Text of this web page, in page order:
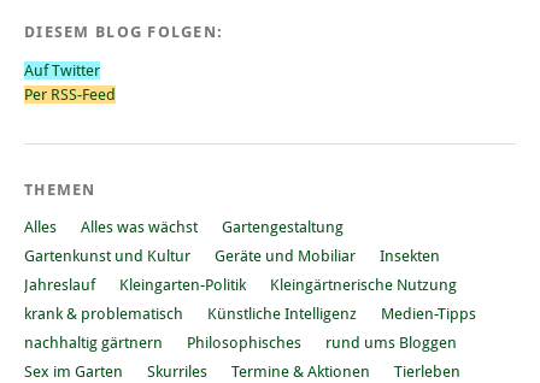
DIESEM BLOG FOLGEN:
Auf Twitter
Per RSS-Feed
THEMEN
Alles Alles was wächst
Gartengestaltung
Gartenkunst und Kultur
Geräte und Mobiliar
Insekten
Jahreslauf
Kleingarten-Politik
Kleingärtnerische Nutzung
krank & problematisch
Künstliche Intelligenz
Medien-Tipps
nachhaltig gärtnern
Philosophisches
rund ums Bloggen
Sex im Garten
Skurriles Termine & Aktionen Tierleben